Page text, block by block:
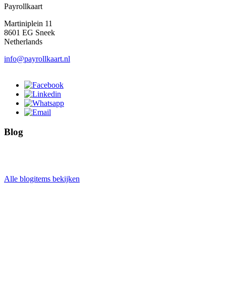
Payrollkaart
Martiniplein 11
8601 EG Sneek
Netherlands
info@payrollkaart.nl
Blog
Alle blogitems bekijken